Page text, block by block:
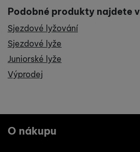
Podobné produkty najdete v
Sjezdové lyžování
Sjezdové lyže
Juniorské lyže
Výprodej
O nákupu